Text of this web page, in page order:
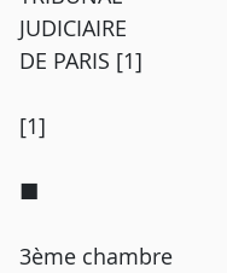
JUDICIAIRE
DE PARIS [1]
[1]
■
3ème chambre